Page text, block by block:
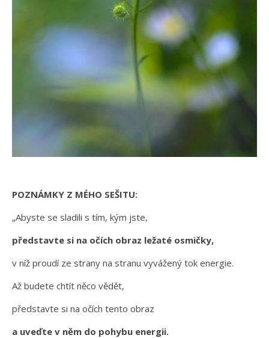
POZNÁMKY Z MÉHO SEŠITU:
„Abyste se sladili s tím, kým jste,
představte si na očích obraz ležaté osmičky,
v níž proudí ze strany na stranu vyvážený tok energie.
Až budete chtít něco vědět,
představte si na očích tento obraz
a uveďte v něm do pohybu energii.